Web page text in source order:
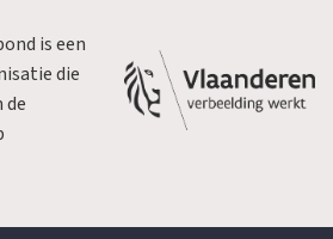
is een
die
de